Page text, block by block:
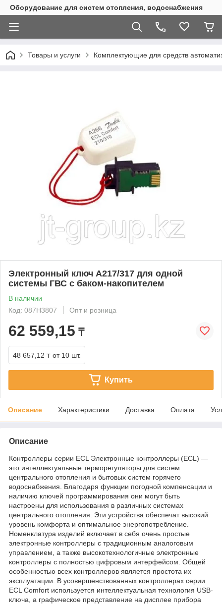
Оборудование для систем отопления, водоснабжения
Товары и услуги Комплектующие для средств
Электронный ключ A217/317 для одной
системы ГВС с баком-накопителем
В наличии
Код: 087H3807
Опт и розница
62 559,15 ₸
48 657,12 ₸ от 10 шт.
Купить
Описание Характеристики Доставка Оплата
Описание
Контроллеры серии ECL Электронные контроллеры (ECL) —
это интеллектуальные терморегуляторы для систем
центрального отопления и бытовых систем горячего
водоснабжения. Благодаря функции погодной компенсации и
наличию ключей программирования они могут быть
настроены для использования в различных системах
центрального отопления. Эти устройства обеспечат высокий
уровень комфорта и оптимальное энергопотребление.
Номенклатура изделий включает в себя очень простые
электронные контроллеры с традиционным аналоговым
управлением, а также высокотехнологичные электронные
контроллеры с полностью цифровым интерфейсом. Общей
особенностью всех контроллеров является простота их
эксплуатации. В усовершенствованных контроллерах серии
ECL Comfort используется интеллектуальная технология USB-
ключа, а графическое представление на дисплее прибора